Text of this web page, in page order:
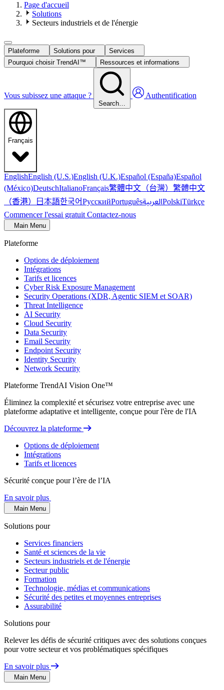
Page d'accueil
Solutions
Secteurs industriels et de l'énergie
Plateforme Solutions pour
Services
Pourquoi choisir TrendAI™
Ressources et informations
Vous subissez une attaque ?
Search…
Authentification
Français
EnglishEnglish (U.S.)English (U.K.)Español (España)Español
(México)DeutschItalianoFrançais繁體中文（台灣） 繁體中文
（香港） 日本語한국어РусскийPortuguêsالعربيةPolskiTürkçe
Commencer l'essai gratuit Contactez-nous
Main Menu
Plateforme
Options de déploiement
Intégrations
Tarifs et licences
Cyber Risk Exposure Management
Security Operations (XDR, Agentic SIEM et SOAR)
Threat Intelligence
AI Security
Cloud Security
Data Security
Email Security
Endpoint Security
Identity Security
Network Security
Plateforme TrendAI Vision One™
Éliminez la complexité et sécurisez votre entreprise avec une
plateforme adaptative et intelligente, conçue pour l'ère de l'IA
Découvrez la plateforme
Options de déploiement
Intégrations
Tarifs et licences
Sécurité conçue pour l’ère de l’IA
En savoir plus
Main Menu
Solutions pour
Services financiers
Santé et sciences de la vie
Secteurs industriels et de l'énergie
Secteur public
Formation
Technologie, médias et communications
Sécurité des petites et moyennes entreprises
Assurabilité
Solutions pour
Relever les défis de sécurité critiques avec des solutions conçues
pour votre secteur et vos problématiques spécifiques
En savoir plus
Main Menu